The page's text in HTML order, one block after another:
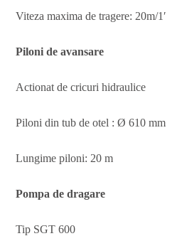
Viteza maxima de tragere: 20m/1′
Piloni de avansare
Actionat de cricuri hidraulice
Piloni din tub de otel : Ø 610 mm
Lungime piloni: 20 m
Pompa de dragare
Tip SGT 600